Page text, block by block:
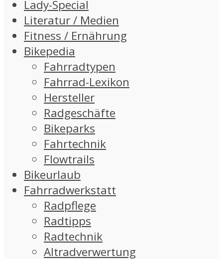
Lady-Special
Literatur / Medien
Fitness / Ernährung
Bikepedia
Fahrradtypen
Fahrrad-Lexikon
Hersteller
Radgeschäfte
Bikeparks
Fahrtechnik
Flowtrails
Bikeurlaub
Fahrradwerkstatt
Radpflege
Radtipps
Radtechnik
Altradverwertung